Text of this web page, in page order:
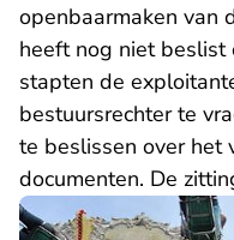
openbaarmaken van
heeft nog niet beslist
stapten de
bestuursrechter te
te beslissen over het
documenten. De